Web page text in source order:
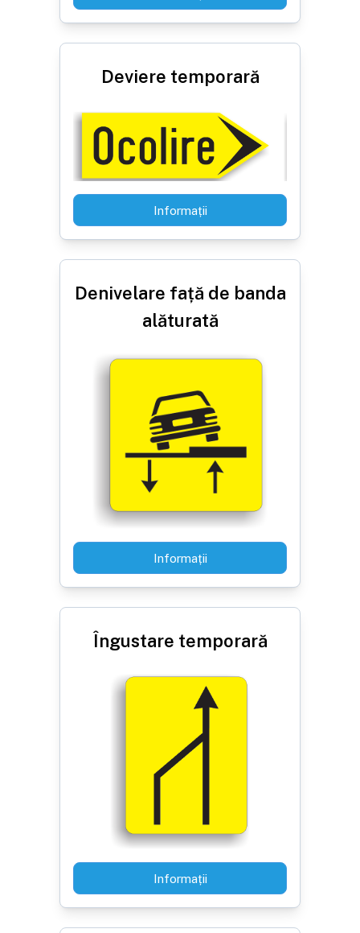
Deviere temporară
Informații
Denivelare față de banda
alăturată
Informații
Îngustare temporară
Informații